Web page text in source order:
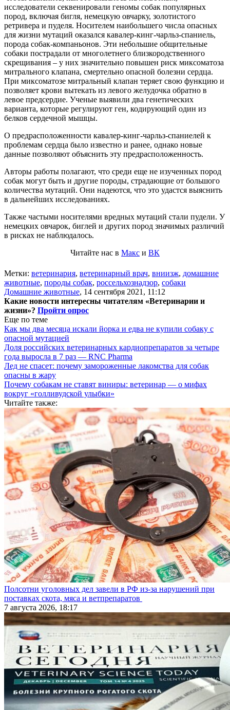
исследователи секвенировали геномы собак популярных
пород, включая бигля, немецкую овчарку, золотистого
ретривера и пуделя. Носителем наибольшего числа опасных
для жизни мутаций оказался кавалер-кинг-чарльз-спаниель,
порода собак-компаньонов. Эти небольшие общительные
собаки пострадали от многолетнего близкородственного
скрещивания – у них значительно повышен риск миксоматоза
митрального клапана, смертельно опасной болезни сердца.
При миксоматозе митральный клапан теряет свою функцию и
позволяет крови вытекать из левого желудочка обратно в
левое предсердие. Ученые выявили два генетических
варианта, которые регулируют ген, кодирующий один из
белков сердечной мышцы.
О предрасположенности кавалер-кинг-чарльз-спаниелей к
проблемам сердца было известно и ранее, однако новые
данные позволяют объяснить эту предрасположенность.
Авторы работы полагают, что среди еще не изученных пород
собак могут быть и другие породы, страдающие от большого
количества мутаций. Они надеются, что это удастся выяснить
в дальнейших исследованиях.
Также частыми носителями вредных мутаций стали пудели. У
немецких овчарок, биглей и других пород значимых различий
в рисках не наблюдалось.
Читайте нас в Макс и ВК
Метки: ветеринария, ветеринарный врач, вниизж, домашние
животные, породы собак, россельхознадзор, собаки
Домашние животные, 14 сентября 2021, 11:12
Какие новости интересны читателям «Ветеринарии и
жизни»? Пройти опрос
Еще по теме
Как мы два месяца искали йорка и едва не купили собаку с
опасной мутацией
Доля российских ветеринарных кардиопрепаратов за четыре
года выросла в 7 раз — RNC Pharma
Лед не спасет: почему замороженные лакомства для собак
опасны в жару
Почему собакам не ставят виниры: ветеринар — о мифах
вокруг «голливудской улыбки»
Читайте также:
Полсотни уголовных дел завели в РФ из-за нарушений при
поставках скота, мяса и ветпрепаратов
7 августа 2026, 18:17